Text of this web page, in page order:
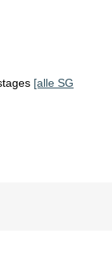
[alle SG